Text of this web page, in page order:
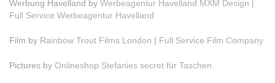
Werbung Havelland by Werbeagentur Havelland MXM Design |
Full Service Werbeagentur Havelland
Film by Rainbow Trout Films London | Full Service Film Company
Pictures by Onlineshop Stefanies secret für Taschen